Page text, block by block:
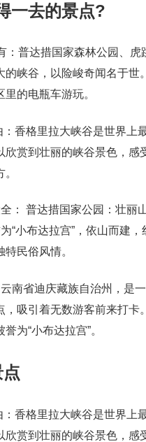
一去的景点?
：普达措国家森林公园、
的峡谷，以险峻奇闻名于
的电瓶车游玩。
香格里拉大峡谷是世界
欣赏到壮丽的峡谷景色，
： 普达措国家公园：壮
“小布达拉宫”，依山而建
民俗风情。
南省迪庆藏族自治州，是
，吸引着无数游客前来打
为“小布达拉宫”。
香格里拉大峡谷是世界
欣赏到壮丽的峡谷景色，